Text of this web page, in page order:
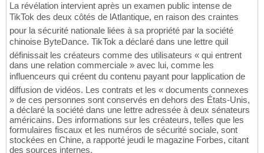
La révélation intervient après un examen public intense de
TikTok des deux côtés de lAtlantique, en raison des craintes
pour la sécurité nationale liées à sa propriété par la société
chinoise ByteDance. TikTok a déclaré dans une lettre quil
définissait les créateurs comme des utilisateurs « qui entrent
dans une relation commerciale » avec lui, comme les
influenceurs qui créent du contenu payant pour lapplication de
diffusion de vidéos. Les contrats et les « documents connexes
» de ces personnes sont conservés en dehors des États-Unis,
a déclaré la société dans une lettre adressée à deux sénateurs
américains. Des informations sur les créateurs, telles que les
formulaires fiscaux et les numéros de sécurité sociale, sont
stockées en Chine, a rapporté jeudi le magazine Forbes, citant
des sources internes.